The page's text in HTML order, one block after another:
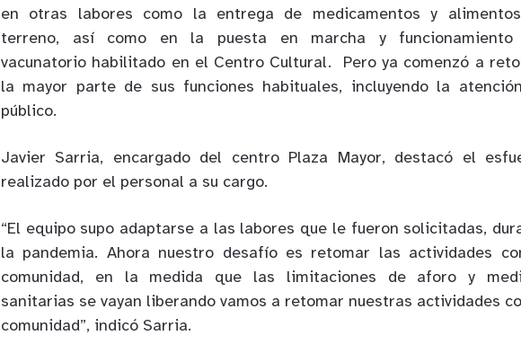
en otras labores como la entrega de medicamentos y
terreno, así como en la puesta en marcha y funcionamiento
vacunatorio habilitado en el Centro Cultural. Pero ya comenzó a
la mayor parte de sus funciones habituales, incluyendo la
público.
Javier Sarria, encargado del centro Plaza Mayor, destacó el
realizado por el personal a su cargo.
“El equipo supo adaptarse a las labores que le fueron solicitadas,
la pandemia. Ahora nuestro desafío es retomar las actividades
comunidad, en la medida que las limitaciones de aforo y
sanitarias se vayan liberando vamos a retomar nuestras actividades
comunidad”, indicó Sarria.